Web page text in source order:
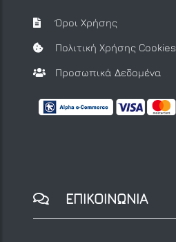
Όροι Χρήσης
Πολιτική Χρήσης Cookies
Προσωπικά Δεδομένα
ΕΠΙΚΟΙΝΩΝΙΑ